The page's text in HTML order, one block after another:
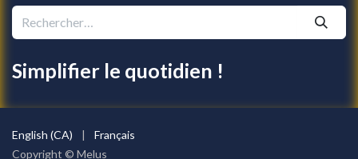
Simplifier le quotidien !
Copyright © Melus
English (CA) | Français